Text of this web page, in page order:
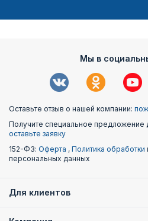
Мы в
Оставьте отзыв о нашей компании:
Получите специальное предложение
оставьте заявку
152-ФЗ: Оферта , Политика обработки
персональных данных
Для клиентов